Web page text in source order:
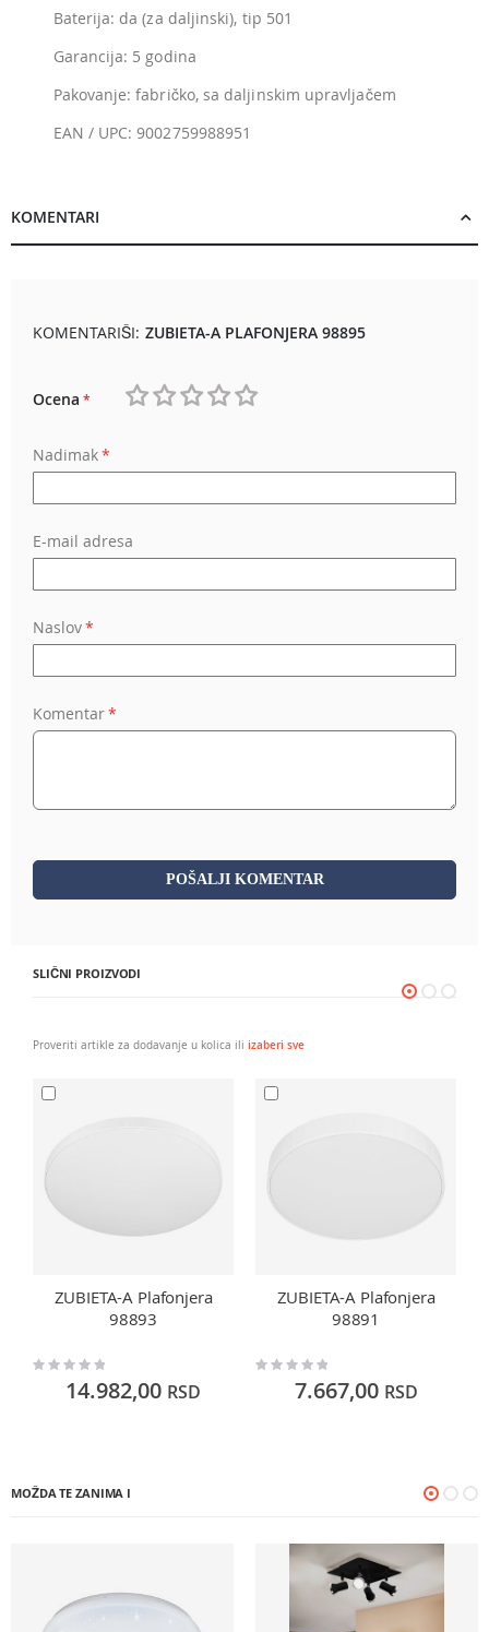
Baterija: da (za daljinski), tip 501
Garancija: 5 godina
Pakovanje: fabričko, sa daljinskim upravljačem
EAN / UPC: 9002759988951
KOMENTARI
KOMENTARIŠI: ZUBIETA-A PLAFONJERA 98895
Ocena
Nadimak
E-mail adresa
Naslov
Komentar
POŠALJI KOMENTAR
SLIČNI PROIZVODI
Proveriti artikle za dodavanje u kolica ili izaberi sve
ZUBIETA-A Plafonjera
98893
Rating:
14.982,00 RSD
ZUBIETA-A Plafonjera
98891
Rating:
7.667,00 RSD
MOŽDA TE ZANIMA I